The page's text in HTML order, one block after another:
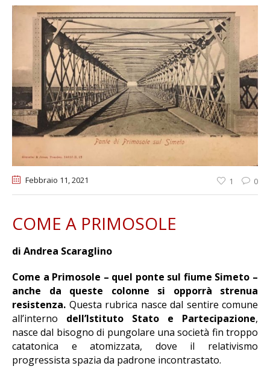
Febbraio 11 , 2021 1 0
COME A PRIMOSOLE
di Andrea Scaraglino
Come a Primosole – quel ponte sul fiume Simeto –
anche da queste colonne si opporrà strenua
resistenza. Questa rubrica nasce dal sentire comune
all’interno dell’Istituto Stato e Partecipazione,
nasce dal bisogno di pungolare una società fin troppo
catatonica e atomizzata, dove il relativismo
progressista spazia da padrone incontrastato.